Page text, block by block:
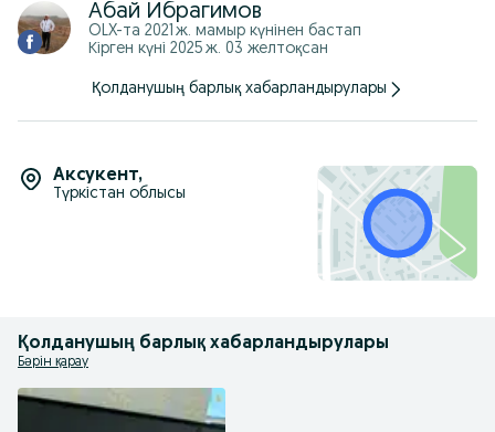
Абай Ибрагимов
OLX-та 2021 ж. мамыр күнінен бастап
Кірген күні 2025 ж. 03 желтоқсан
Қолданушың барлық хабарландырулары
Аксукент,
Түркістан облысы
Қолданушың барлық хабарландырулары
Бәрін қарау